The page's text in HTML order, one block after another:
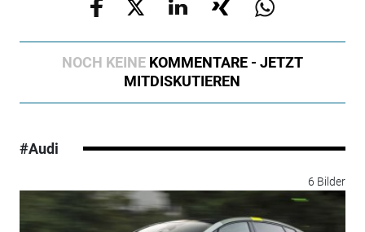
NOCH KEINE KOMMENTARE - JETZT
MITDISKUTIEREN
#Audi
6 Bilder